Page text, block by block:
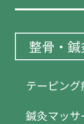
整骨・
テーピン
鍼灸マッサ